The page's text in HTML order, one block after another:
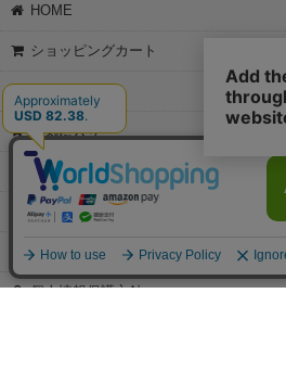
＞詳細は画像を
STEP2「お届け先・お支払い」ペー
願いします。
②宛名（空欄は上様は不可）
③但し書き（空欄やお品代は不可）
【すでにご注文が完了している場合】
①お電話・メール・LINEにて領収書希
②後日、郵送にて領収書を送らせて頂
①マイページから購入履歴→購入内容
②後日、郵送にて領収書を送らせて頂
HOME
ショッピングカート
お気に入り
特定商取引法表示
ご利用案内
お問い合せ
個人情報保護方針